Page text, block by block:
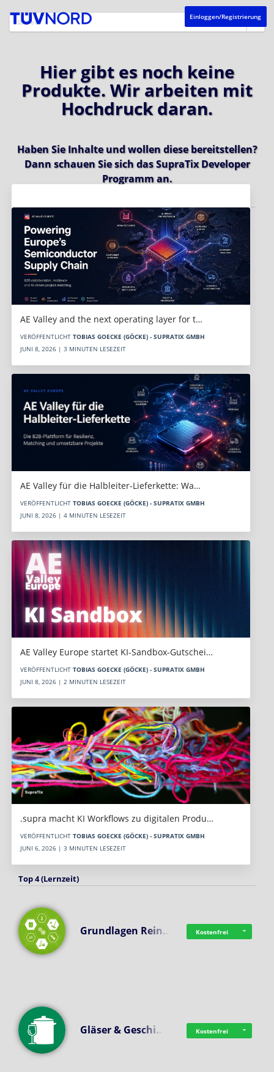
Einloggen/Registrierung
Hier gibt es noch keine
Produkte. Wir arbeiten mit
Hochdruck daran.
Haben Sie Inhalte und wollen diese bereitstellen?
Dann schauen Sie sich dasSupraTix Developer
Programman.
AE Valley and the next operating layer for t…
VERÖFFENTLICHT TOBIAS GOECKE (GÖCKE) - SUPRATIX GMBH
JUNI 8, 2026 | 3 MINUTEN LESEZEIT
AE Valley für die Halbleiter-Lieferkette: Wa…
VERÖFFENTLICHT TOBIAS GOECKE (GÖCKE) - SUPRATIX GMBH
JUNI 8, 2026 | 4 MINUTEN LESEZEIT
AE Valley Europe startet KI-Sandbox-Gutschei…
VERÖFFENTLICHT TOBIAS GOECKE (GÖCKE) - SUPRATIX GMBH
JUNI 8, 2026 | 2 MINUTEN LESEZEIT
.supra macht KI Workflows zu digitalen Produ…
VERÖFFENTLICHT TOBIAS GOECKE (GÖCKE) - SUPRATIX GMBH
JUNI 6, 2026 | 3 MINUTEN LESEZEIT
Top 4 (Lernzeit)
Grundlagen Rein… Kostenfrei
Gläser & Geschi… Kostenfrei